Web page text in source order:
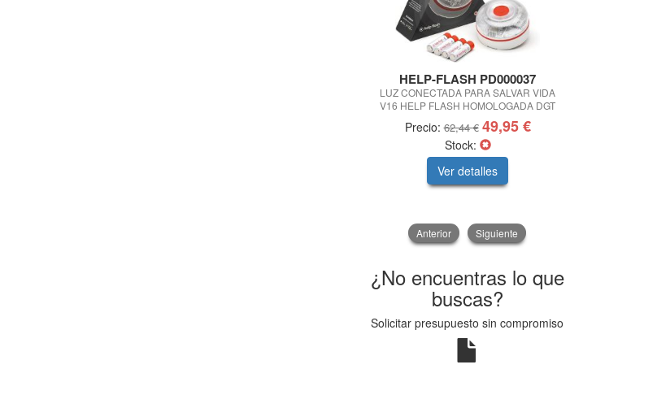
HELP-FLASH PD000037
LUZ CONECTADA PARA SALVAR VIDA
V16 HELP FLASH HOMOLOGADA DGT
Precio:62,44 € 49,95 €
Stock:
Ver detalles
Anterior Siguiente
¿No encuentras lo que
buscas?
Solicitar presupuesto sin compromiso